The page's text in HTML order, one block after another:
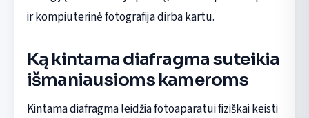
ir kompiuterinė fotografija dirba kartu.
Ką kintama diafragma suteikia
išmaniausioms kameroms
Kintama diafragma leidžia fotoaparatui fiziškai keisti